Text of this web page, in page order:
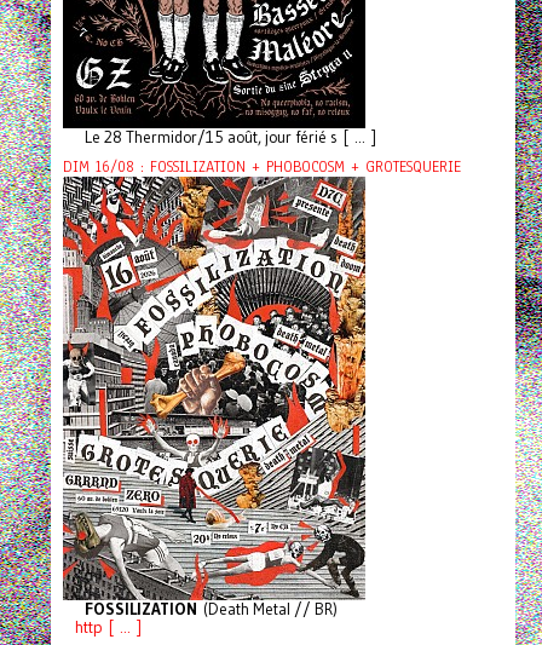
Le 28 Thermidor/15 août, jour férié s [ ... ]
DIM 16/08 : FOSSILIZATION + PHOBOCOSM + GROTESQUERIE
FOSSILIZATION (Death Metal // BR)
http [ ... ]